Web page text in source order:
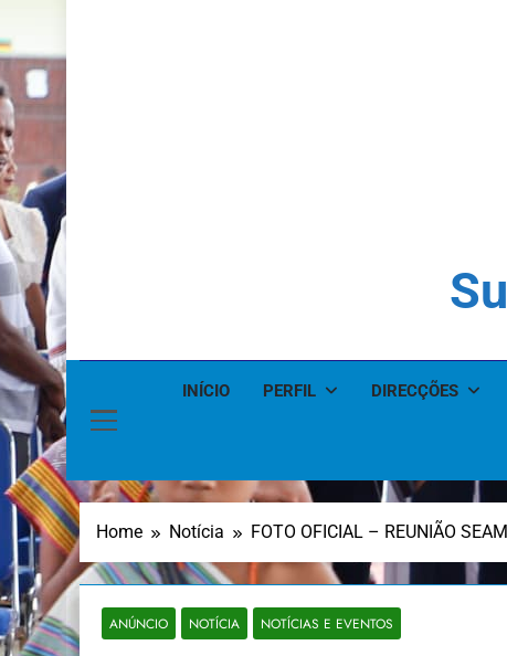
INÍCIO PERFIL DIRECÇÕES
Home Notícia FOTO OFICIAL – REUNIÃO
ANÚNCIO NOTÍCIA NOTÍCIAS E EVENTOS